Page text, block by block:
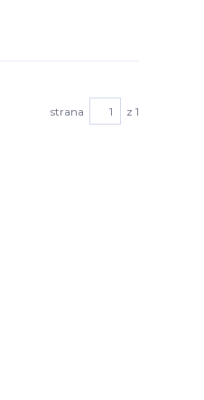
strana z 1